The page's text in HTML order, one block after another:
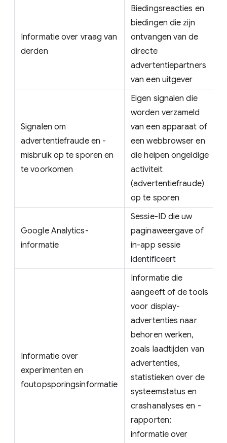
Informatie over vraag van
derden
Biedingsreacties en
biedingen die zijn
ontvangen van de
directe
advertentiepartners
van een uitgever
Signalen om
advertentiefraude en -
misbruik op te sporen en
te voorkomen
Eigen signalen die
worden verzameld
van een apparaat of
een webbrowser en
die helpen ongeldige
activiteit
(advertentiefraude)
op te sporen
Google Analytics-
informatie
Sessie-ID die uw
paginaweergave of
in-app sessie
identificeert
Informatie over
experimenten en
foutopsporingsinformatie
Informatie die
aangeeft of de tools
voor display-
advertenties naar
behoren werken,
zoals laadtijden van
advertenties,
statistieken over de
systeemstatus en
crashanalyses en -
rapporten;
informatie over